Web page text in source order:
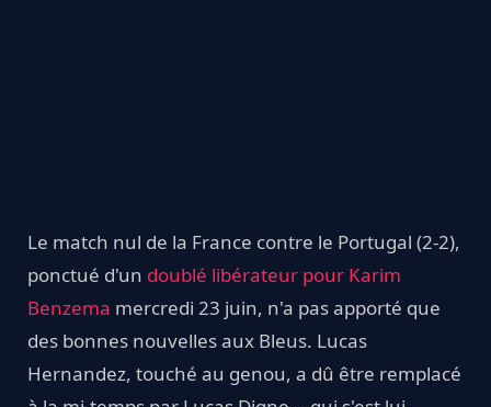
Le match nul de la France contre le Portugal (2-2),
ponctué d'un doublé libérateur pour Karim
Benzema mercredi 23 juin, n'a pas apporté que
des bonnes nouvelles aux Bleus. Lucas
Hernandez, touché au genou, a dû être remplacé